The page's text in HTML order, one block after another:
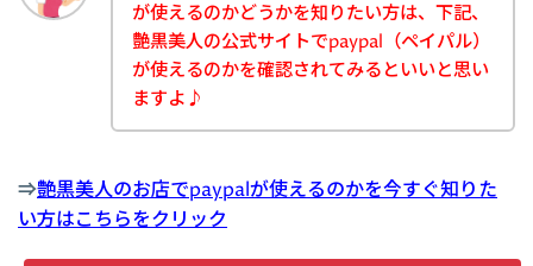
が使えるのかどうかを知りたい方は、下記、
艶黒美人の公式サイトでpaypal（ペイパル）
が使えるのかを確認されてみるといいと思い
ますよ♪
⇒艶黒美人のお店でpaypalが使えるのかを今すぐ知りた
い方はこちらをクリック